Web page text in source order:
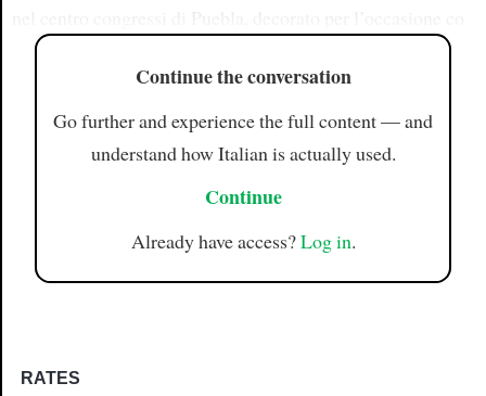
Continue the conversation
Go further and experience the full content — and
understand how Italian is actually used.
Continue
Already have access?Log in.
RATES